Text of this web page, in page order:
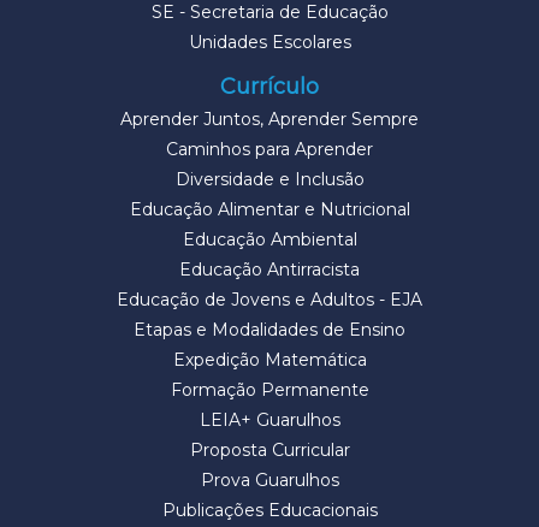
SE - Secretaria de Educação
Unidades Escolares
Currículo
Aprender Juntos, Aprender Sempre
Caminhos para Aprender
Diversidade e Inclusão
Educação Alimentar e Nutricional
Educação Ambiental
Educação Antirracista
Educação de Jovens e Adultos - EJA
Etapas e Modalidades de Ensino
Expedição Matemática
Formação Permanente
LEIA+ Guarulhos
Proposta Curricular
Prova Guarulhos
Publicações Educacionais